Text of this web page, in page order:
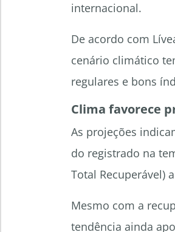
internacional.
De acordo com
cenário climático
regulares e bons
Clima favorece
As projeções
do registrado na
Total Recuperável)
Mesmo com a
tendência ainda